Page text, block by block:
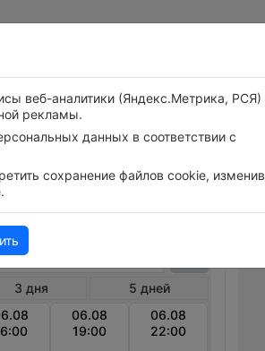
3 дня
5 дней
06.08
19:00
06.08
22:00
веб-аналитики (Яндекс.Метрика, РСЯ)
рекламы.
данных в соответствии с
сохранение файлов cookie, изменив